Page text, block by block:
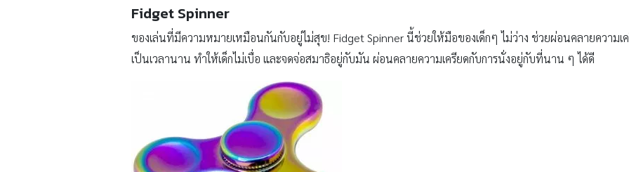
Fidget Spinner
ของเล่นที่มีความหมายเหมือนกันกับอยู่ไม่สุข! Fidget Spinner นี้ช่วยให้มือของเด็กๆ ไม่ว่าง ช่วยผ่อนคลายความเ
เป็นเวลานาน ทำให้เด็กไม่เบื่อ และจดจ่อสมาธิอยู่กับมัน ผ่อนคลายความเครียดกับการนั่งอยู่กับที่นาน ๆ ได้ดี